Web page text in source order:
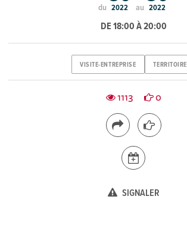
du 2022 au 2022
DE 18:00 À 20:00
VISITE-ENTREPRISE TERRITOIRE
1113 0
SIGNALER